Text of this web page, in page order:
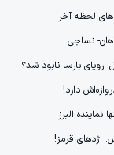
های لحظه آخر
نساجی
رویای بارسا نابود شد؟
دارد!
البرز
اژدهای قرمز!